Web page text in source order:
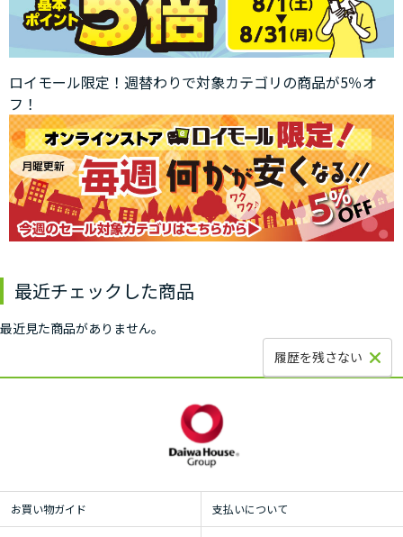
ロイモール限定！週替わりで対象カテゴリの商品が5％オ
フ！
最近チェックした商品
最近見た商品がありません。
履歴を残さない
お買い物ガイド 支払いについて